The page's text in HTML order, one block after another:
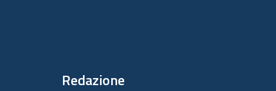
Redazione